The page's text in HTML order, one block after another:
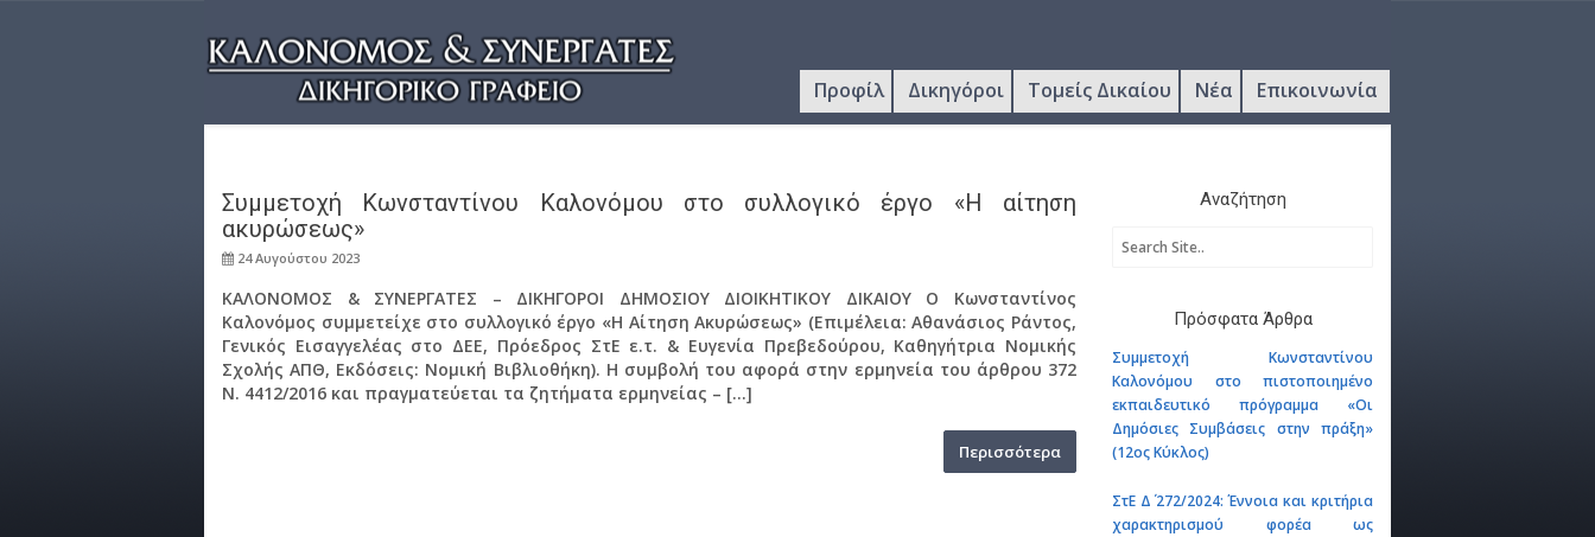
Προφίλ Δικηγόροι Τομείς Δικαίου Νέα Επικοινωνία
Συμμετοχή Κωνσταντίνου Καλονόμου στο συλλογικό έργο «Η αίτηση
ακυρώσεως»
24 Αυγούστου 2023
ΚΑΛΟΝΟΜΟΣ & ΣΥΝΕΡΓΑΤΕΣ – ΔΙΚΗΓΟΡΟΙ ΔΗΜΟΣΙΟΥ ΔΙΟΙΚΗΤΙΚΟΥ ΔΙΚΑΙΟΥ Ο Κωνσταντίνος
Καλονόμος συμμετείχε στο συλλογικό έργο «Η Αίτηση Ακυρώσεως» (Επιμέλεια: Αθανάσιος Ράντος,
Γενικός Εισαγγελέας στο ΔΕΕ, Πρόεδρος ΣτΕ ε.τ. & Ευγενία Πρεβεδούρου, Καθηγήτρια Νομικής
Σχολής ΑΠΘ, Εκδόσεις: Νομική Βιβλιοθήκη). Η συμβολή του αφορά στην ερμηνεία του άρθρου 372
Ν. 4412/2016 και πραγματεύεται τα ζητήματα ερμηνείας – […]
Περισσότερα
Αναζήτηση
Πρόσφατα Άρθρα
Συμμετοχή Κωνσταντίνου
Καλονόμου στο πιστοποιημένο
εκπαιδευτικό πρόγραμμα «Οι
Δημόσιες Συμβάσεις στην πράξη»
(12ος Κύκλος)
ΣτΕ Δ΄ 272/2024: Έννοια και κριτήρια
χαρακτηρισμού φορέα ως